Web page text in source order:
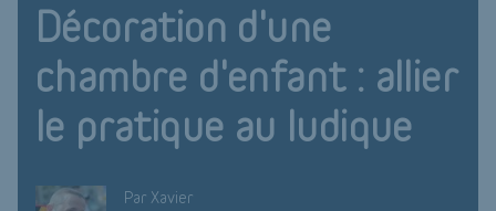
Décoration d'une
chambre d'enfant : allier
le pratique au ludique
Par Xavier